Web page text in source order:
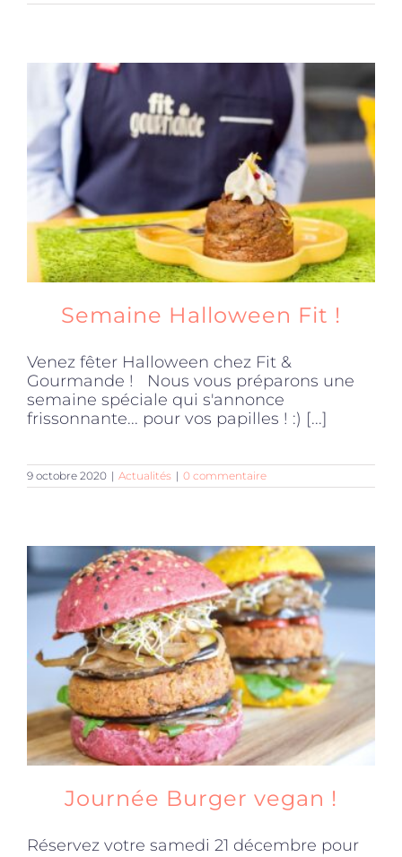
Semaine Halloween Fit !
Venez fêter Halloween chez Fit &
Gourmande ! Nous vous préparons une
semaine spéciale qui s'annonce
frissonnante... pour vos papilles ! :) [...]
9 octobre 2020 | Actualités | 0 commentaire
Journée Burger vegan !
Réservez votre samedi 21 décembre pour